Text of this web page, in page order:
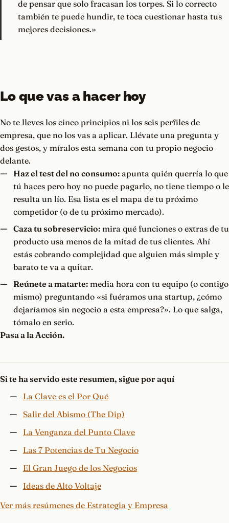
de pensar que solo fracasan los torpes. Si lo correcto
también te puede hundir, te toca cuestionar hasta tus
mejores decisiones.»
Lo que vas a hacer hoy
No te lleves los cinco principios ni los seis perfiles de
empresa, que no los vas a aplicar. Llévate una pregunta y
dos gestos, y míralos esta semana con tu propio negocio
delante.
Haz el test del no consumo:apunta quién querría lo que
tú haces pero hoy no puede pagarlo, no tiene tiempo o le
resulta un lío. Esa lista es el mapa de tu próximo
competidor (o de tu próximo mercado).
Caza tu sobreservicio:mira qué funciones o extras de tu
producto usa menos de la mitad de tus clientes. Ahí
estás cobrando complejidad que alguien más simple y
barato te va a quitar.
Reúnete a matarte:media hora con tu equipo (o contigo
mismo) preguntando «si fuéramos una startup, ¿cómo
dejaríamos sin negocio a esta empresa?». Lo que salga,
tómalo en serio.
Pasa a la Acción.
Si te ha servido este resumen, sigue por aquí
La Clave es el Por Qué
Salir del Abismo (The Dip)
La Venganza del Punto Clave
Las 7 Potencias de Tu Negocio
El Gran Juego de los Negocios
Ideas de Alto Voltaje
Ver más resúmenes de Estrategia y Empresa